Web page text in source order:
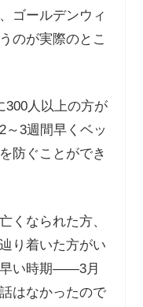
ゴールデンウィ
のが実際のとこ
300人以上の方が
～3週間早くベッ
防ぐことができ
なられた方、
り着いた方がい
早い時期――3月
はなかったので